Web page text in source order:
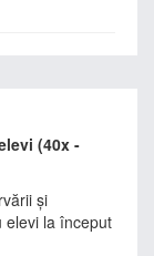
(40x -
și
elevi la început